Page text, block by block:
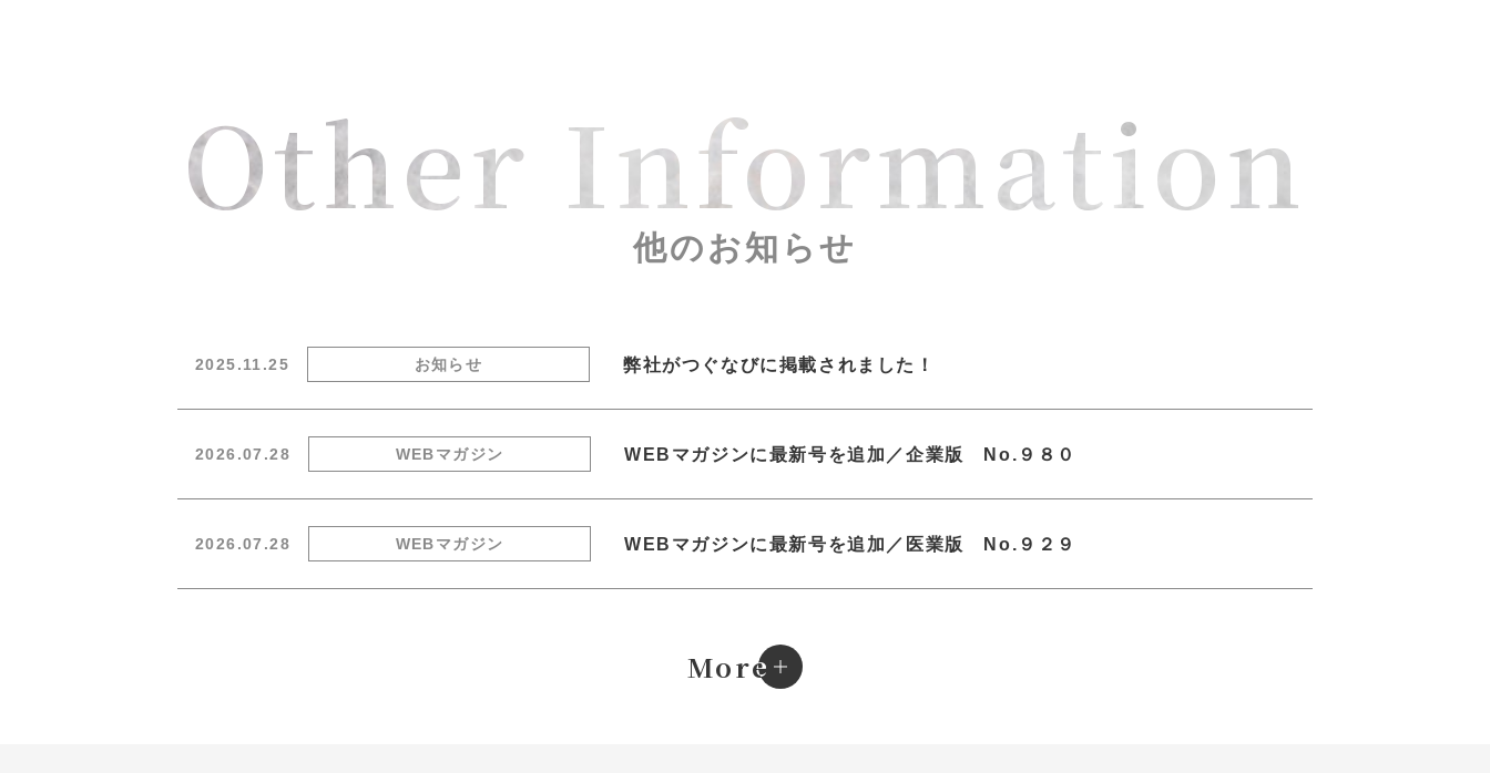
Other Information
他のお知らせ
2025.11.25 お知らせ 弊社がつぐなびに掲載されました！
2026.07.28 WEBマガジン WEBマガジンに最新号を追加／企業版 No.９８０
2026.07.28 WEBマガジン WEBマガジンに最新号を追加／医業版 No.９２９
More
e